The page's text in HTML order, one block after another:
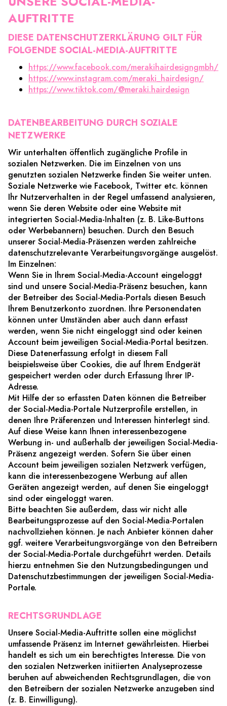
AUFTRITTE
DIESE DATENSCHUTZERKLÄRUNG GILT FÜR
FOLGENDE SOCIAL-MEDIA-AUFTRITTE
https://www.facebook.com/merakihairdesigngmbh/
https://www.instagram.com/meraki_hairdesign/
https://www.tiktok.com/@meraki.hairdesign
DATENBEARBEITUNG DURCH SOZIALE
NETZWERKE
Wir unterhalten öffentlich zugängliche Profile in
sozialen Netzwerken. Die im Einzelnen von uns
genutzten sozialen Netzwerke finden Sie weiter unten.
Soziale Netzwerke wie Facebook, Twitter etc. können
Ihr Nutzerverhalten in der Regel umfassend analysieren,
wenn Sie deren Website oder eine Website mit
integrierten Social-Media-Inhalten (z. B. Like-Buttons
oder Werbebannern) besuchen. Durch den Besuch
unserer Social-Media-Präsenzen werden zahlreiche
datenschutzrelevante Verarbeitungsvorgänge ausgelöst.
Im Einzelnen:
Wenn Sie in Ihrem Social-Media-Account eingeloggt
sind und unsere Social-Media-Präsenz besuchen, kann
der Betreiber des Social-Media-Portals diesen Besuch
Ihrem Benutzerkonto zuordnen. Ihre Personendaten
können unter Umständen aber auch dann erfasst
werden, wenn Sie nicht eingeloggt sind oder keinen
Account beim jeweiligen Social-Media-Portal besitzen.
Diese Datenerfassung erfolgt in diesem Fall
beispielsweise über Cookies, die auf Ihrem Endgerät
gespeichert werden oder durch Erfassung Ihrer IP-
Adresse.
Mit Hilfe der so erfassten Daten können die Betreiber
der Social-Media-Portale Nutzerprofile erstellen, in
denen Ihre Präferenzen und Interessen hinterlegt sind.
Auf diese Weise kann Ihnen interessenbezogene
Werbung in- und außerhalb der jeweiligen Social-Media-
Präsenz angezeigt werden. Sofern Sie über einen
Account beim jeweiligen sozialen Netzwerk verfügen,
kann die interessenbezogene Werbung auf allen
Geräten angezeigt werden, auf denen Sie eingeloggt
sind oder eingeloggt waren.
Bitte beachten Sie außerdem, dass wir nicht alle
Bearbeitungsprozesse auf den Social-Media-Portalen
nachvollziehen können. Je nach Anbieter können daher
ggf. weitere Verarbeitungsvorgänge von den Betreibern
der Social-Media-Portale durchgeführt werden. Details
hierzu entnehmen Sie den Nutzungsbedingungen und
Datenschutzbestimmungen der jeweiligen Social-Media-
Portale.
RECHTSGRUNDLAGE
Unsere Social-Media-Auftritte sollen eine möglichst
umfassende Präsenz im Internet gewährleisten. Hierbei
handelt es sich um ein berechtigtes Interesse. Die von
den sozialen Netzwerken initiierten Analyseprozesse
beruhen auf abweichenden Rechtsgrundlagen, die von
den Betreibern der sozialen Netzwerke anzugeben sind
(z. B. Einwilligung).